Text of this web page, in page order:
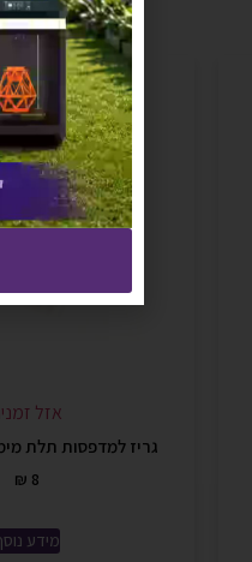
אזל
גריז למדפסות תלת מימד
₪ 8
מידע